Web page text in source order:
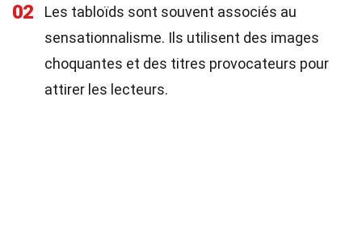
02
Les tabloïds sont souvent associés au
sensationnalisme. Ils utilisent des images
choquantes et des titres provocateurs pour
attirer les lecteurs.